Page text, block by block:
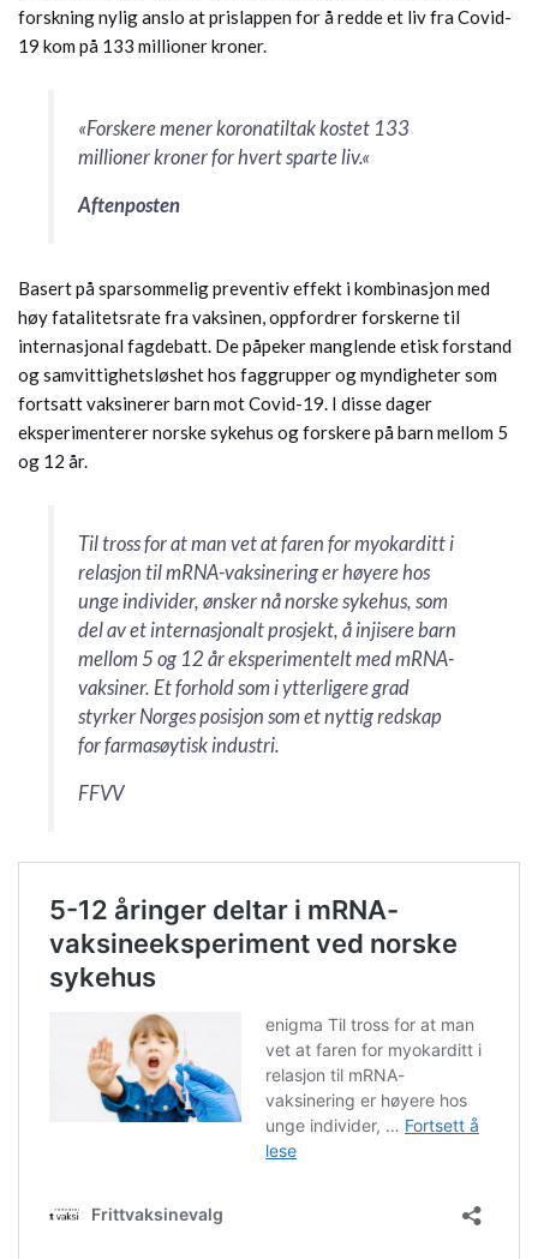
forskning nylig anslo at prislappen for å redde et liv fra Covid-
19 kom på 133 millioner kroner.
«Forskere mener koronatiltak kostet 133
millioner kroner for hvert sparte liv.«
Aftenposten
Basert på sparsommelig preventiv effekt i kombinasjon med
høy fatalitetsrate fra vaksinen, oppfordrer forskerne til
internasjonal fagdebatt. De påpeker manglende etisk forstand
og samvittighetsløshet hos faggrupper og myndigheter som
fortsatt vaksinerer barn mot Covid-19. I disse dager
eksperimenterer norske sykehus og forskere på barn mellom 5
og 12 år.
Til tross for at man vet at faren for myokarditt i
relasjon til mRNA-vaksinering er høyere hos
unge individer, ønsker nå norske sykehus, som
del av et internasjonalt prosjekt, å injisere barn
mellom 5 og 12 år eksperimentelt med mRNA-
vaksiner. Et forhold som i ytterligere grad
styrker Norges posisjon som et nyttig redskap
for farmasøytisk industri.
FFVV